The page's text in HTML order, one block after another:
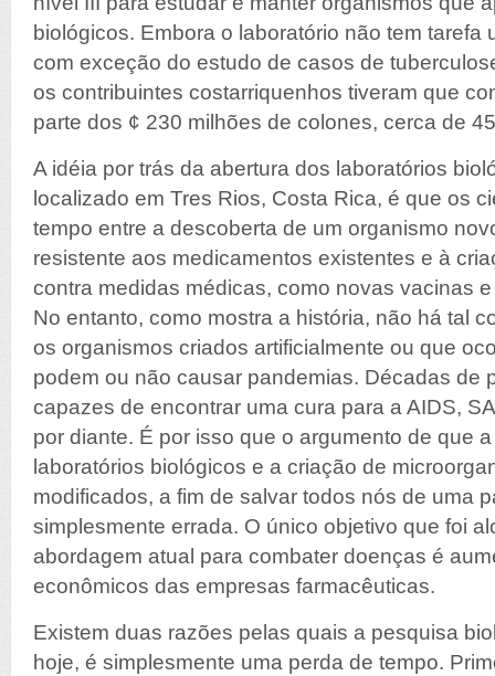
biológicos. Embora o laboratório não tem tarefa
com exceção do estudo de casos de
os contribuintes costarriquenhos tiveram que
parte dos ¢ 230 milhões de colones, cerca de
A idéia por trás da abertura dos laboratórios
localizado em Tres Rios, Costa Rica, é que os
tempo entre a descoberta de um organismo
resistente aos medicamentos existentes e à
contra medidas médicas, como novas vacinas
No entanto, como mostra a história, não há tal
os organismos criados artificialmente ou que
podem ou não causar pandemias. Décadas de
capazes de encontrar uma cura para a AIDS,
por diante. É por isso que o argumento de que
laboratórios biológicos e a criação de
modificados, a fim de salvar todos nós de uma
simplesmente errada. O único objetivo que foi
abordagem atual para combater doenças é
econômicos das empresas farmacêuticas.
Existem duas razões pelas quais a pesquisa
hoje, é simplesmente uma perda de tempo.